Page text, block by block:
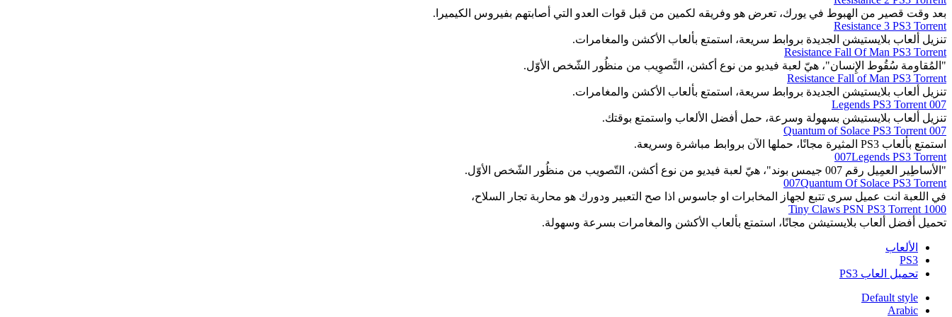
بعد وقت قصير من الهبوط في يورك، تعرض هو وفريقه لكمين من قبل قوات العدو التي أصابتهم بفيروس الكيميرا.
Resistance 3 PS3 Torrent
تنزيل ألعاب بلايستيشن الجديدة بروابط سريعة، استمتع بألعاب الأكشن والمغامرات.
Resistance Fall Of Man PS3 Torrent
"المُقاومة سُقُوط الإِنسان"، هيّ لعبة فيديو من نوع أكشن، التَّصوِيب من منظُور الشّخص الأوّل.
Resistance Fall of Man PS3 Torrent
تنزيل ألعاب بلايستيشن الجديدة بروابط سريعة، استمتع بألعاب الأكشن والمغامرات.
007 Legends PS3 Torrent
تنزيل ألعاب بلايستيشن بسهولة وسرعة، حمل أفضل الألعاب واستمتع بوقتك.
007 Quantum of Solace PS3 Torrent
استمتع بألعاب PS3 المثيرة مجانًا، حملها الآن بروابط مباشرة وسريعة.
007Legends PS3 Torrent
"الأساطِير العمِيل رقم 007 جيمس بوند"، هيّ لعبة فيديو من نوع أكشن، التّصويب من منظُور الشّخص الأوّل.
007Quantum Of Solace PS3 Torrent
في اللعبة انت عميل سرى تتبع لجهاز المخابرات او جاسوس اذا صح التعبير ودورك هو محاربة تجار السلاح،
1000 Tiny Claws PSN PS3 Torrent
تحميل أفضل ألعاب بلايستيشن مجانًا، استمتع بألعاب الأكشن والمغامرات بسرعة وسهولة.
الألعاب
PS3
تحميل العاب PS3
Default style
Arabic